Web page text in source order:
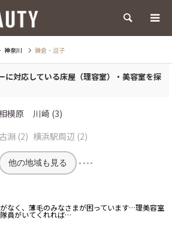
検索
神奈川 鎌倉・逗子
に対応している床屋（理容室）・美容室を探
模原
川崎 (3)
淵 (2) 横浜駅周辺 (2)
他の地域も見る
なく、薄毛のみなさまが困っています…理美容室
員がいてくれれば…